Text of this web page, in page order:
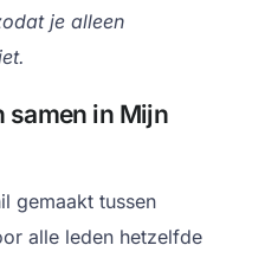
je alleen
samen in Mijn
gemaakt tussen
alle leden hetzelfde